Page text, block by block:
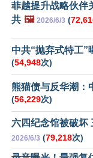
菲越提升战略伙伴
共 🖼️ 2026/6/3 (
中共“抛弃式特工”
(54,948次)
熊猫债与反华潮：
(56,229次)
六四纪念馆被破坏
2026/6/3 (79,218次)